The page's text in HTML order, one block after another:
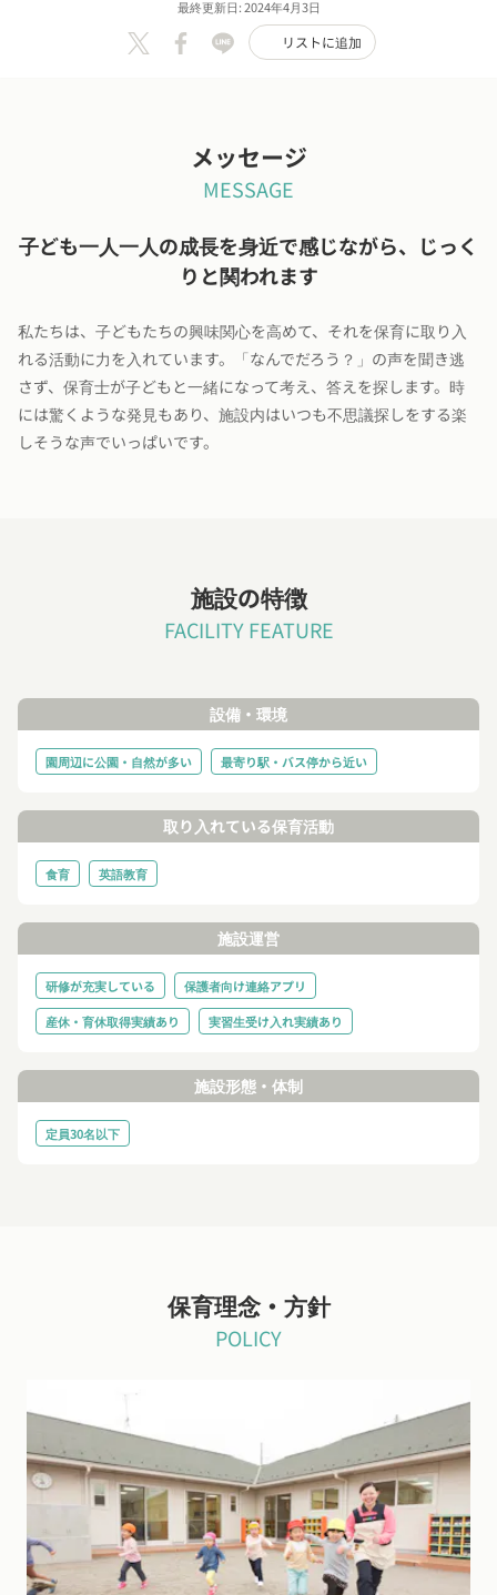
最終更新日: 2024年4月3日
リストに追加
メッセージ
MESSAGE
子ども一人一人の成長を身近で感じながら、じっく
りと関われます
私たちは、子どもたちの興味関心を高めて、それを保育に取り入
れる活動に力を入れています。「なんでだろう？」の声を聞き逃
さず、保育士が子どもと一緒になって考え、答えを探します。時
には驚くような発見もあり、施設内はいつも不思議探しをする楽
しそうな声でいっぱいです。
施設の特徴
FACILITY FEATURE
設備・環境
園周辺に公園・自然が多い 最寄り駅・バス停から近い
取り入れている保育活動
食育 英語教育
施設運営
研修が充実している
保護者向け連絡アプリ
産休・育休取得実績あり
実習生受け入れ実績あり
施設形態・体制
定員30名以下
保育理念・方針
POLICY